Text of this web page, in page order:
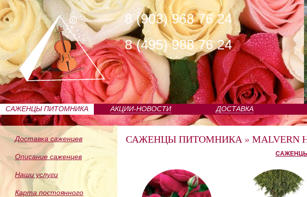
8 (903) 968 76 24
8 (495) 988 76 24
САЖЕНЦЫ ПИТОМНИКА АКЦИИ-НОВОСТИ ДОСТАВКА
Доставка саженцев
Описание саженцев
Наши услуги
Карта постоянного
САЖЕНЦЫ ПИТОМНИКА » MALVERN
САЖЕНЦЫ